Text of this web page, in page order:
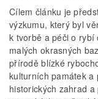
Cílem článku je
výzkumu, který byl
k tvorbě a péči o rybí
malých okrasných
přírodě blízké
kulturních památek a
historických zahrad